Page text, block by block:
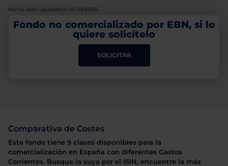
Fecha valor liquidativo: 05.08.2026
Fondo no comercializado por EBN, si lo
quiere solicítelo
SOLICITAR
Comparativa de Costes
Este fondo tiene 9 clases disponibles para la
comercialización en España con diferentes Gastos
Corrientes. Busque la suya por el ISIN, encuentre la más